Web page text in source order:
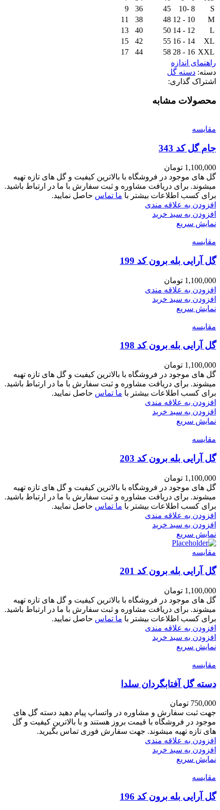
S
8 -10
45
36
9
M
10 - 12
48
38
11
L
12 - 14
50
40
13
XL
14 - 16
55
42
15
XXL
16 - 28
58
44
17
راهنمای اندازه
دسته: دسته گل
اشتراک گذاری:
محصولات مشابه
مقايسه
جام گل کد 343
1,100,000 تومان
گل های موجود در فروشگاه با بالاترین کیفیت و گل های تازه تهیه
میشوند. برای دریافت مشاوره و ثبت سفارش با ما در ارتباط باشید.
برای کسب اطلاعات بیشتر با ما تماس حاصل نمایید.
افزودن به علاقه مندی
افزودن به سبد خرید
نمایش سریع
مقايسه
گل آرایی بله برون کد 199
1,100,000 تومان
افزودن به علاقه مندی
افزودن به سبد خرید
نمایش سریع
مقايسه
گل آرایی بله برون کد 198
1,100,000 تومان
گل های موجود در فروشگاه با بالاترین کیفیت و گل های تازه تهیه
میشوند. برای دریافت مشاوره و ثبت سفارش با ما در ارتباط باشید.
برای کسب اطلاعات بیشتر با ما تماس حاصل نمایید.
افزودن به علاقه مندی
افزودن به سبد خرید
نمایش سریع
مقايسه
گل آرایی بله برون کد 203
1,100,000 تومان
گل های موجود در فروشگاه با بالاترین کیفیت و گل های تازه تهیه
میشوند. برای دریافت مشاوره و ثبت سفارش با ما در ارتباط باشید.
برای کسب اطلاعات بیشتر با ما تماس حاصل نمایید.
افزودن به علاقه مندی
افزودن به سبد خرید
نمایش سریع
مقايسه
گل آرایی بله برون کد 201
1,100,000 تومان
گل های موجود در فروشگاه با بالاترین کیفیت و گل های تازه تهیه
میشوند. برای دریافت مشاوره و ثبت سفارش با ما در ارتباط باشید.
برای کسب اطلاعات بیشتر با ما تماس حاصل نمایید.
افزودن به علاقه مندی
افزودن به سبد خرید
نمایش سریع
مقايسه
دسته گل آفتابگردان سلدا
750,000 تومان
جهت ثبت سفارش و مشاوره در واتساپ پیام دهید دسته گل های
موجود در فروشگاه با قیمت بروز هستند و با بالاترین کیفیت و گل
های تازه تهیه میشوند. جهت سفارش فوری تماس بگیرید.
افزودن به علاقه مندی
افزودن به سبد خرید
نمایش سریع
مقايسه
گل آرایی بله برون کد 196